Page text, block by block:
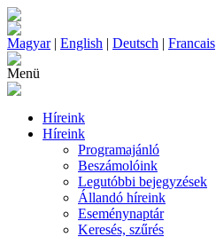
Magyar| English | Deutsch | Francais
Menü
Híreink
Híreink
Programajánló
Beszámolóink
Legutóbbi bejegyzések
Állandó híreink
Eseménynaptár
Keresés, szűrés